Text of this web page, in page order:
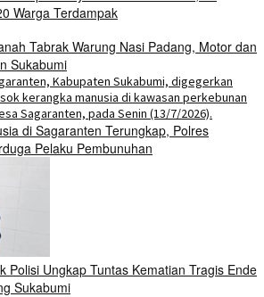
Warga Terdampak
Tabrak Warung Nasi Padang, Motor dan
Sukabumi
di Sagaranten Terungkap, Polres
Pelaku Pembunuhan
Polisi Ungkap Tuntas Kematian Tragis Ende
Sukabumi